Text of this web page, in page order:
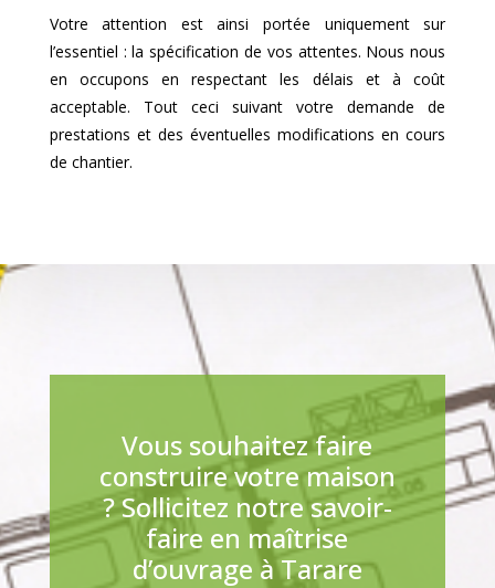
Votre attention est ainsi portée uniquement sur
l’essentiel : la spécification de vos attentes. Nous nous
en occupons en respectant les délais et à coût
acceptable. Tout ceci suivant votre demande de
prestations et des éventuelles modifications en cours
de chantier.
Vous souhaitez faire
construire votre maison
? Sollicitez notre savoir-
faire en maîtrise
d’ouvrage à Tarare